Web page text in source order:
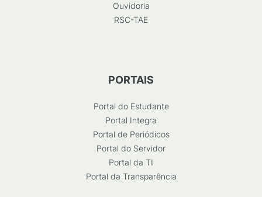
Ouvidoria
RSC-TAE
PORTAIS
Portal do Estudante
Portal Integra
Portal de Periódicos
Portal do Servidor
Portal da TI
Portal da Transparência